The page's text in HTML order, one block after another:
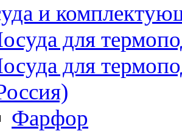
и
для
для
Фарфор